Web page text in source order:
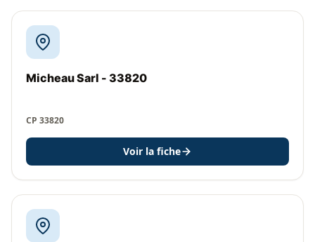
Micheau Sarl - 33820
CP 33820
Voir la fiche